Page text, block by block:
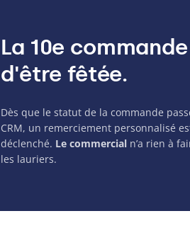
La 10e
d'être fêtée.
Dès que le statut de la commande
CRM, un remerciement personnalisé
déclenché. Le commercial n’a rien à
les lauriers.